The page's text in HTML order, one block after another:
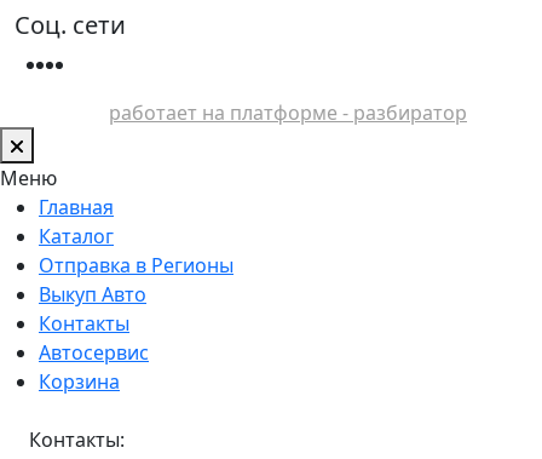
Соц. сети
работает на платформе - разбиратор
Меню
Главная
Каталог
Отправка в Регионы
Выкуп Авто
Контакты
Автосервис
Корзина
Контакты: